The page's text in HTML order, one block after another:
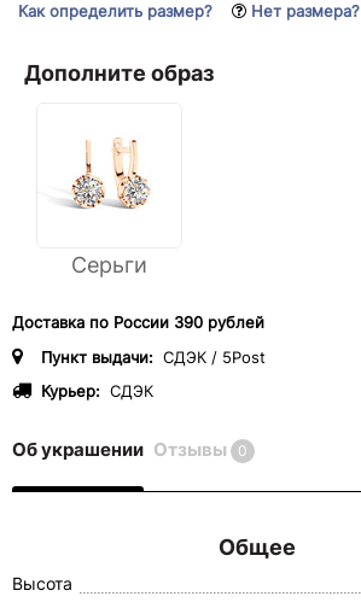
Как определить размер? Нет размера?
Дополните образ
Серьги
Доставка по России 390 рублей
Пункт выдачи: СДЭК / 5Post
Курьер: СДЭК
Об украшении Отзывы 0
Общее
Высота